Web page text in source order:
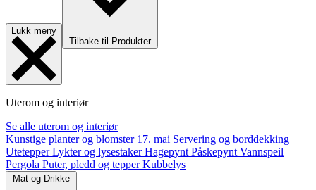
Lukk meny
Tilbake til Produkter
Uterom og interiør
Se alle uterom og interiør
Kunstige planter og blomster 17. mai Servering og borddekking
UtetepperLykter og lysestakerHagepynt Påskepynt Vannspeil
Pergola Puter, pledd og tepperKubbelys